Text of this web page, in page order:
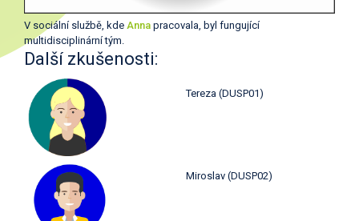
V sociální službě, kde Anna pracovala, byl fungující
multidisciplinární tým.
Další zkušenosti:
Tereza (DUSP01)
Miroslav (DUSP02)